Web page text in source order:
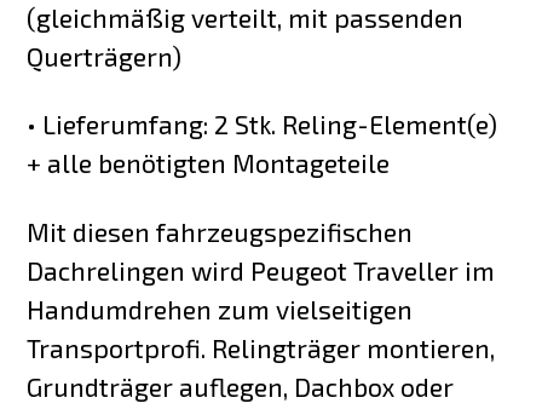
(gleichmäßig verteilt, mit passenden
Querträgern)
• Lieferumfang: 2 Stk. Reling-Element(e)
+ alle benötigten Montageteile
Mit diesen fahrzeugspezifischen
Dachrelingen wird Peugeot Traveller im
Handumdrehen zum vielseitigen
Transportprofi. Relingträger montieren,
Grundträger auflegen, Dachbox oder